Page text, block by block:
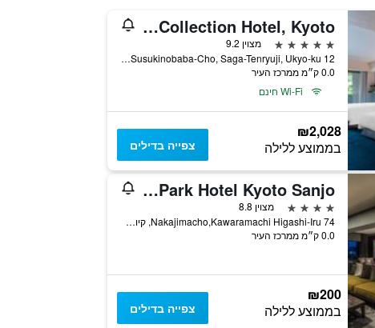
Suiran, a Luxury Collection Hotel, Kyoto
5 כוכבים
מצוין 9.2
12 Susukinobaba-Cho, Saga-Tenryuji, Ukyo-ku, קיוטו, יפן
0.0 ק״מ ממרכז העיר
Wi-Fi חינם
₪2,028
בממוצע ללילה צפייה בדילים
The Royal Park Hotel Kyoto Sanjo
4 כוכבים
מצוין 8.8
74 Nakajimacho,Kawaramachi Higashi-Iru, קיוטו, יפן
0.0 ק״מ ממרכז העיר
₪200
בממוצע ללילה צפייה בדילים